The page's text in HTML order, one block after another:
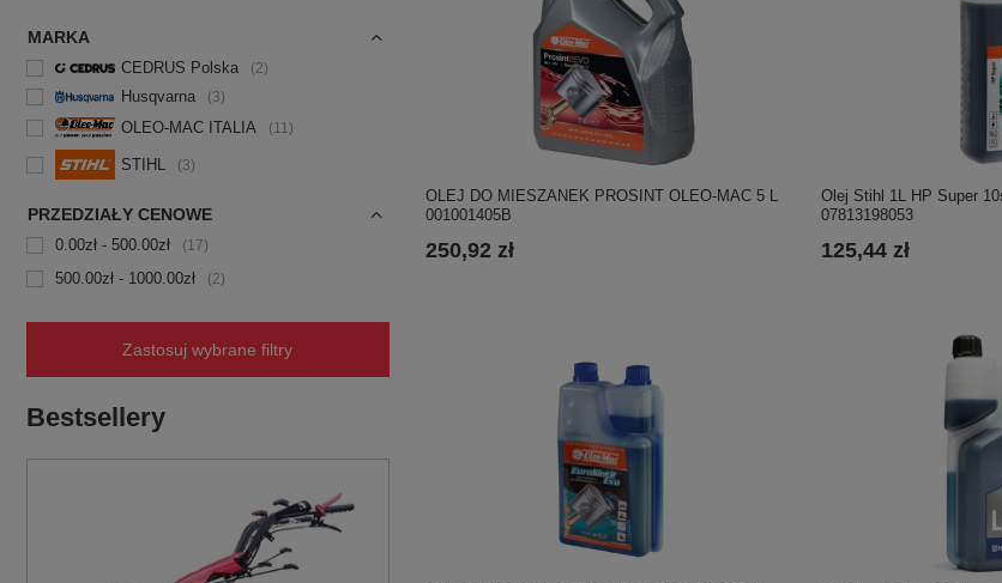
MARKA
CEDRUS Polska 2
Husqvarna 3
OLEO-MAC ITALIA 11
STIHL 3
PRZEDZIAŁY CENOWE
0.00zł - 500.00zł 17
500.00zł - 1000.00zł 2
Zastosuj wybrane filtry
Bestsellery
OLEJ DO MIESZANEK PROSINT OLEO-MAC 5 L
001001405B
250,92 zł
Olej Stihl 1L HP Super
07813198053
125,44 zł